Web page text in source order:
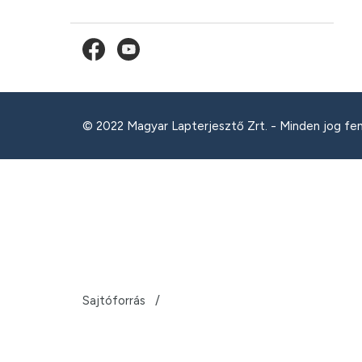
© 2022 Magyar Lapterjesztő Zrt. - Minden jog
Sajtóforrás